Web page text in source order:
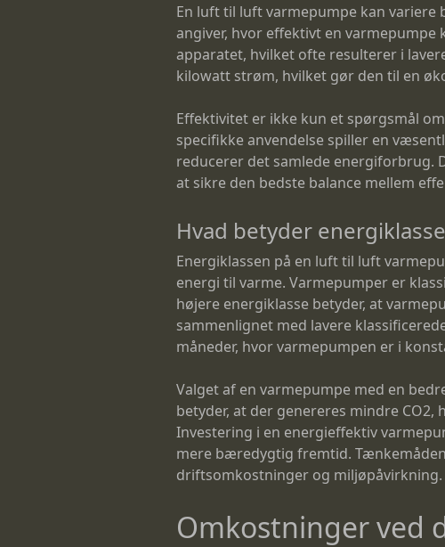
En luft til luft varmepumpe kan variere
angiver, hvor effektivt en
apparatet, hvilket ofte resulterer i
kilowatt strøm, hvilket gør den til en
Effektivitet er ikke kun et spørgsmål
specifikke anvendelse spiller en
reducerer det samlede energiforbrug.
at sikre den bedste balance mellem
Hvad betyder
Energiklassen på en luft til luft
energi til varme. Varmepumper er
højere energiklasse betyder, at
sammenlignet med lavere
måneder, hvor varmepumpen er i
Valget af en varmepumpe med en
betyder, at der genereres mindre
Investering i en energieffektiv
mere bæredygtig fremtid.
driftsomkostninger og miljøpåvirkning.
Omkostninger ved